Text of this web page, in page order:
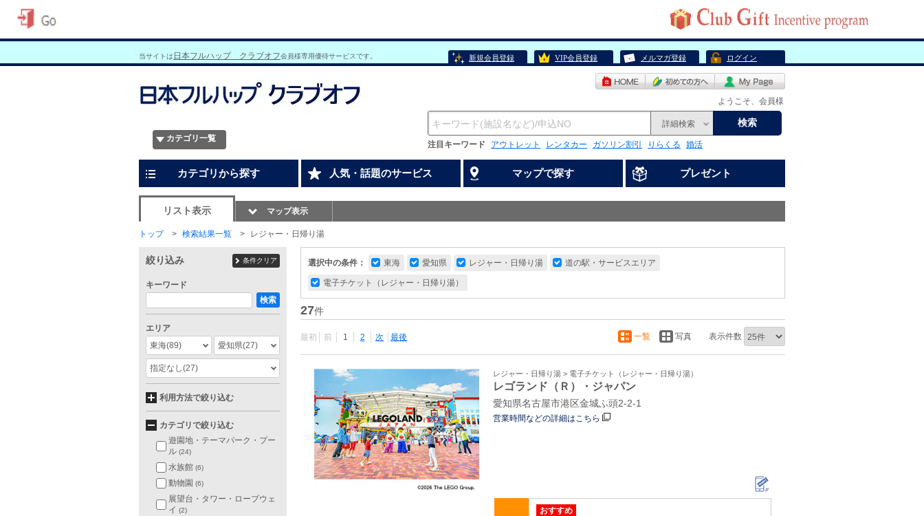
当サイトは 日本フルハップ クラブオフ会員様専用優待サービスです。 新規会員登録 VIP会員登録 メルマガ登録 ログイン
ようこそ、会員様
カテゴリ一覧
詳細検索 検索
注目キーワード アウトレット レンタカー ガソリン割引 りらくる 婚活
カテゴリから探す 人気・話題のサービス マップで探す プレゼント
リスト表示 マップ表示
トップ 検索結果一覧 レジャー・日帰り湯
選択中の条件： 東海 愛知県 レジャー・日帰り湯 道の駅・サービスエリア
電子チケット（レジャー・日帰り湯）
27件
最初 前 1 2 次 最後 一覧 写真 表示件数
レジャー・日帰り湯 > 電子チケット（レジャー・日帰り湯）
レゴランド（Ｒ）・ジャパン
愛知県名古屋市港区金城ふ頭2-2-1
営業時間などの詳細はこちら
おすすめ
絞り込み 条件クリア
キーワード
検索
エリア
東海(89) 愛知県(27)
指定なし(27)
利用方法で絞り込む
カテゴリで絞り込む
遊園地・テーマパーク・プー
ル (24)
水族館 (6)
動物園 (6)
展望台・タワー・ロープウェ
イ (2)